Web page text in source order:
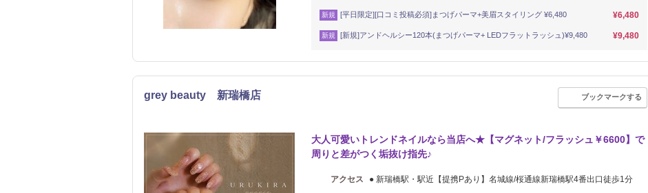
新規 [平日限定][口コミ投稿必須]まつげパーマ+美眉スタイリング ¥6,480 ¥6,480
新規 [新規]アンドヘルシー120本(まつげパーマ+ LEDフラットラッシュ)¥9,480 ¥9,480
grey beauty 新瑞橋店 ブックマークする
大人可愛いトレンドネイルなら当店へ★【マグネット/フラッシュ￥6600】で
周りと差がつく垢抜け指先♪
アクセス
● 新瑞橋駅・駅近【提携Pあり】名城線/桜通線新瑞橋駅4番出口徒歩1分